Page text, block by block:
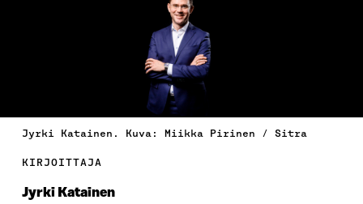
Jyrki Katainen. Kuva: Miikka Pirinen / Sitra
KIRJOITTAJA
Jyrki Katainen